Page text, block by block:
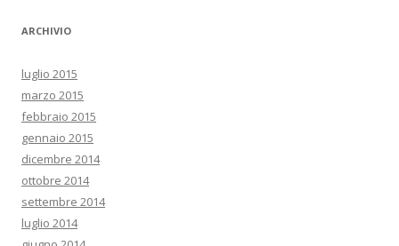
ARCHIVIO
luglio 2015
marzo 2015
febbraio 2015
gennaio 2015
dicembre 2014
ottobre 2014
settembre 2014
luglio 2014